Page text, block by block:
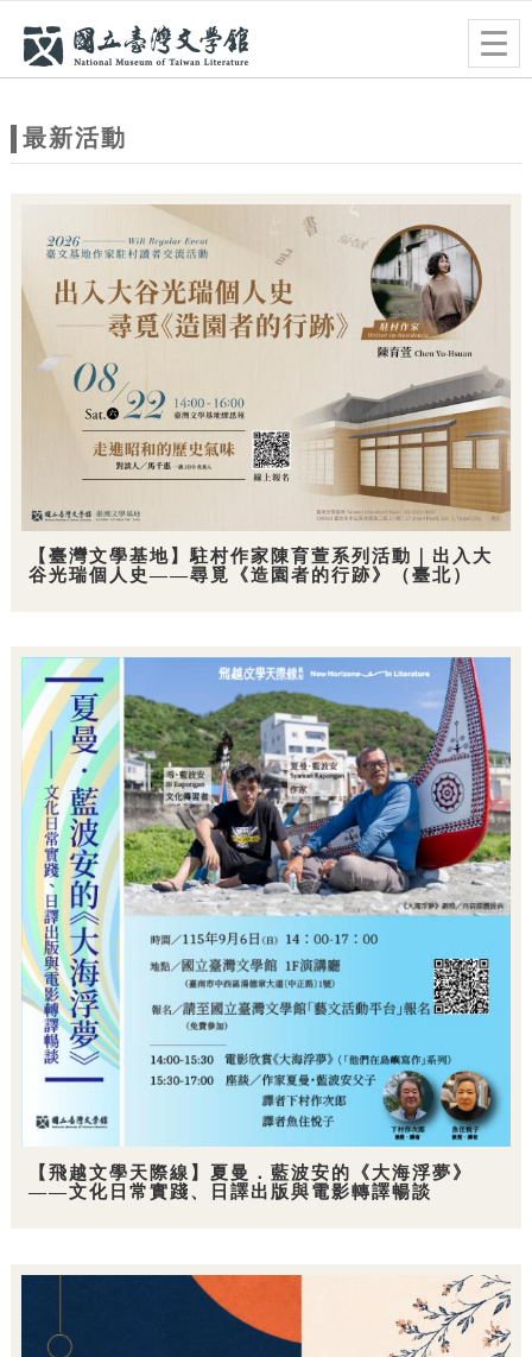
站最新活動
【臺灣文學基地】駐村作家陳育萱系列活動｜出入大
谷光瑞個人史——尋覓《造園者的行跡》（臺北）
【飛越文學天際線】夏曼．藍波安的《大海浮夢》
——文化日常實踐、日譯出版與電影轉譯暢談